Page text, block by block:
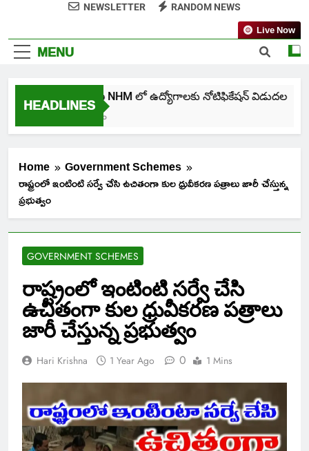
NEWSLETTER RANDOM NEWS
MENU
Live Now
HEADLINES
తెలంగాణ NHM లో ఉద్యోగాలకు నోటిఫికేషన్ విడుదల
Home
Government Schemes
రాష్ట్రంలో ఇంటింటి సర్వే చేసి ఉచితంగా కుల ధ్రువీకరణ పత్రాలు జారీ చేస్తున్న
ప్రభుత్వం
GOVERNMENT SCHEMES
రాష్ట్రంలో ఇంటింటి సర్వే చేసి
ఉచితంగా కుల ధ్రువీకరణ పత్రాలు
జారీ చేస్తున్న ప్రభుత్వం
Hari Krishna 1 Year Ago 0 1 Mins